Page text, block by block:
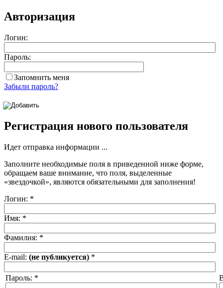
Авторизация
Логин:
Пароль:
Запомнить меня
Забыли пароль?
Регистрация нового пользователя
Идет отправка информации ...
Заполните необходимые поля в приведенной ниже форме,
обращаем ваше внимание, что поля, выделенные
«звездочкой», являются обязательными для заполнения!
Логин: *
Имя: *
Фамилия: *
E-mail: (не публикуется) *
Пароль: *